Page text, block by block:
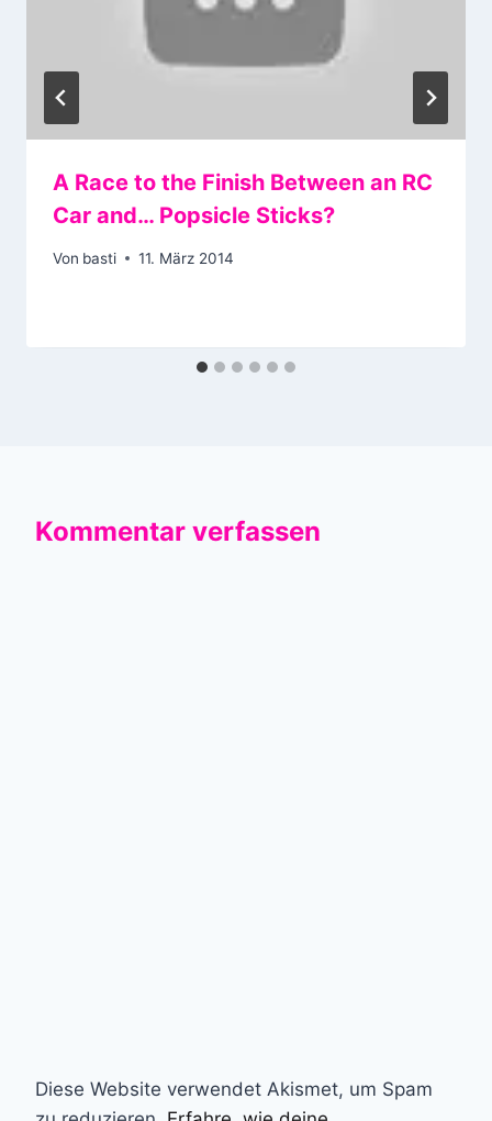
A Race to the Finish Between an RC
Car and… Popsicle Sticks?
Von basti 11. März 2014
Kommentar verfassen
Diese Website verwendet Akismet, um Spam